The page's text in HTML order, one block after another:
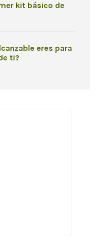
kit básico de
eres para
ti?